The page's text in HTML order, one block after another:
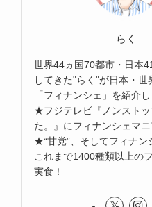
らく
世界44ヵ国70都市・日本
してきた"らく"が日本・世
「フィナンシェ」を紹介し
★フジテレビ『ノンスト
た。』にフィナンシェマニ
★“甘党”、そしてフィナン
これまで1400種類以上の
実食！